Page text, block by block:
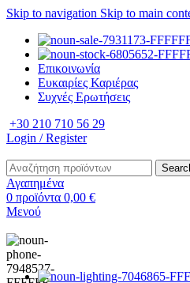
Skip to navigation Skip to main
Επικοινωνία
Ευκαιρίες Καριέρας
Συχνές Ερωτήσεις
+30 210 710 56 29
Login / Register
Αγαπημένα
0 προϊόντα 0,00 €
Μενού